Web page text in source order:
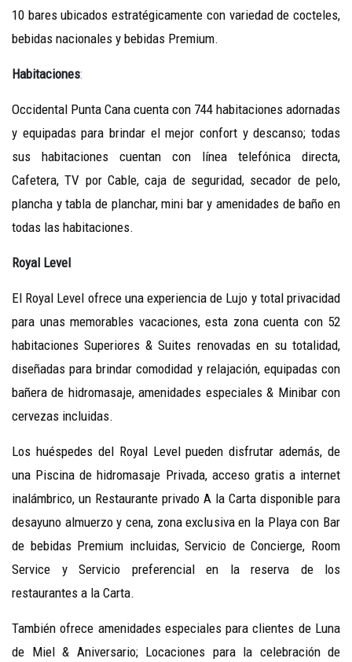
10 bares ubicados estratégicamente con variedad de cocteles,
bebidas nacionales y bebidas Premium.
Habitaciones:
Occidental Punta Cana cuenta con 744 habitaciones adornadas
y equipadas para brindar el mejor confort y descanso; todas
sus habitaciones cuentan con línea telefónica directa,
Cafetera, TV por Cable, caja de seguridad, secador de pelo,
plancha y tabla de planchar, mini bar y amenidades de baño en
todas las habitaciones.
Royal Level
El Royal Level ofrece una experiencia de Lujo y total privacidad
para unas memorables vacaciones, esta zona cuenta con 52
habitaciones Superiores & Suites renovadas en su totalidad,
diseñadas para brindar comodidad y relajación, equipadas con
bañera de hidromasaje, amenidades especiales & Minibar con
cervezas incluidas.
Los huéspedes del Royal Level pueden disfrutar además, de
una Piscina de hidromasaje Privada, acceso gratis a internet
inalámbrico, un Restaurante privado A la Carta disponible para
desayuno almuerzo y cena, zona exclusiva en la Playa con Bar
de bebidas Premium incluidas, Servicio de Concierge, Room
Service y Servicio preferencial en la reserva de los
restaurantes a la Carta.
También ofrece amenidades especiales para clientes de Luna
de Miel & Aniversario; Locaciones para la celebración de